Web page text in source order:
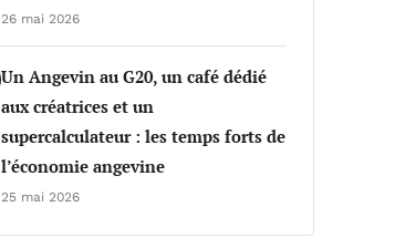
26 mai 2026
Un Angevin au G20, un café dédié
aux créatrices et un
supercalculateur : les temps forts de
l’économie angevine
25 mai 2026